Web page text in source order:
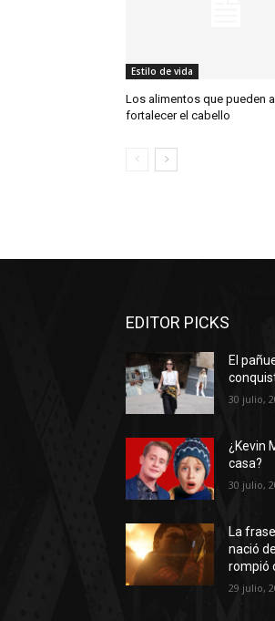
Estilo de vida
Los alimentos que pueden
fortalecer el cabello
EDITOR PICKS
El
30 julio,
¿Kevin
casa?
30 julio,
La
nació
rompió
29 julio,